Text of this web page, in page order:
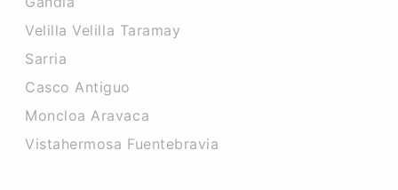
Velilla Velilla Taramay
Sarria
Casco Antiguo
Moncloa Aravaca
Vistahermosa Fuentebravia